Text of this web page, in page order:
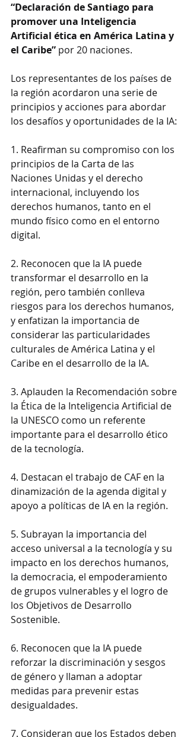
“Declaración de Santiago para
promover una Inteligencia
Artificial ética en América Latina y
el Caribe” por 20 naciones.
Los representantes de los países de
la región acordaron una serie de
principios y acciones para abordar
los desafíos y oportunidades de la IA:
1. Reafirman su compromiso con los
principios de la Carta de las
Naciones Unidas y el derecho
internacional, incluyendo los
derechos humanos, tanto en el
mundo físico como en el entorno
digital.
2. Reconocen que la IA puede
transformar el desarrollo en la
región, pero también conlleva
riesgos para los derechos humanos,
y enfatizan la importancia de
considerar las particularidades
culturales de América Latina y el
Caribe en el desarrollo de la IA.
3. Aplauden la Recomendación sobre
la Ética de la Inteligencia Artificial de
la UNESCO como un referente
importante para el desarrollo ético
de la tecnología.
4. Destacan el trabajo de CAF en la
dinamización de la agenda digital y
apoyo a políticas de IA en la región.
5. Subrayan la importancia del
acceso universal a la tecnología y su
impacto en los derechos humanos,
la democracia, el empoderamiento
de grupos vulnerables y el logro de
los Objetivos de Desarrollo
Sostenible.
6. Reconocen que la IA puede
reforzar la discriminación y sesgos
de género y llaman a adoptar
medidas para prevenir estas
desigualdades.
7. Consideran que los Estados deben